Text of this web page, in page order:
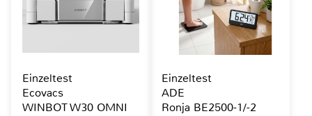
Einzeltest
Ecovacs
WINBOT W30 OMNI
Einzeltest
ADE
Ronja BE2500-1/-2